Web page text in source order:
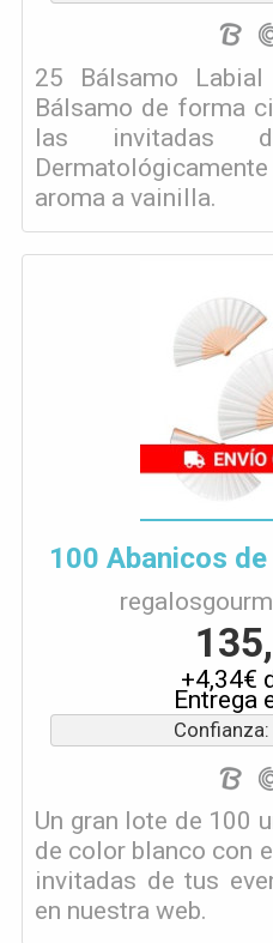
25 Bálsamo Labial
Bálsamo de forma
las invitadas
aroma a vainilla.
100 Abanicos
+4,34€
Entrega
Un gran lote de 100
de color blanco con
invitadas de tus
en nuestra web.